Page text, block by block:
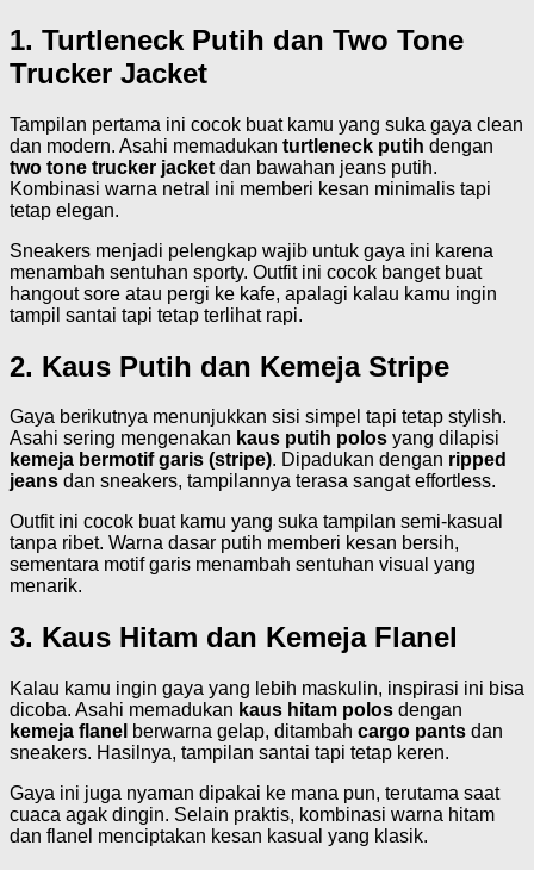
1. Turtleneck Putih dan Two Tone
Trucker Jacket
Tampilan pertama ini cocok buat kamu yang suka gaya clean
dan modern. Asahi memadukan turtleneck putih dengan
two tone trucker jacket dan bawahan jeans putih.
Kombinasi warna netral ini memberi kesan minimalis tapi
tetap elegan.
Sneakers menjadi pelengkap wajib untuk gaya ini karena
menambah sentuhan sporty. Outfit ini cocok banget buat
hangout sore atau pergi ke kafe, apalagi kalau kamu ingin
tampil santai tapi tetap terlihat rapi.
2. Kaus Putih dan Kemeja Stripe
Gaya berikutnya menunjukkan sisi simpel tapi tetap stylish.
Asahi sering mengenakan kaus putih polos yang dilapisi
kemeja bermotif garis (stripe). Dipadukan dengan ripped
jeans dan sneakers, tampilannya terasa sangat effortless.
Outfit ini cocok buat kamu yang suka tampilan semi-kasual
tanpa ribet. Warna dasar putih memberi kesan bersih,
sementara motif garis menambah sentuhan visual yang
menarik.
3. Kaus Hitam dan Kemeja Flanel
Kalau kamu ingin gaya yang lebih maskulin, inspirasi ini bisa
dicoba. Asahi memadukan kaus hitam polos dengan
kemeja flanel berwarna gelap, ditambah cargo pants dan
sneakers. Hasilnya, tampilan santai tapi tetap keren.
Gaya ini juga nyaman dipakai ke mana pun, terutama saat
cuaca agak dingin. Selain praktis, kombinasi warna hitam
dan flanel menciptakan kesan kasual yang klasik.